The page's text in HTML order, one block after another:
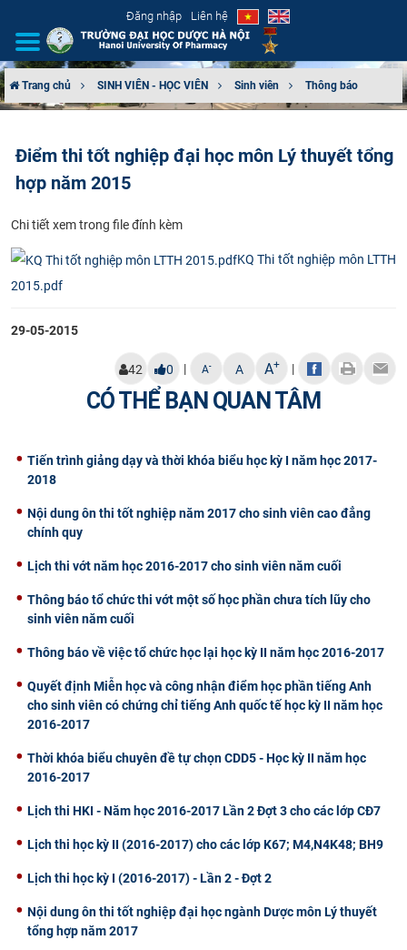
Đăng nhập Liên hệ
CƠ CẤU TỔ CHỨC
ĐÀO TẠO
ĐẢM BẢO CHẤT LƯỢNG
Trang chủ SINH VIÊN - HỌC VIÊN Sinh viên Thông báo
Điểm thi tốt nghiệp đại học môn Lý thuyết tổng
hợp năm 2015
Chi tiết xem trong file đính kèm
KQ Thi tốt nghiệp môn LTTH
2015.pdf
29-05-2015
42 0 | A- A A+ |
CÓ THỂ BẠN QUAN TÂM
Tiến trình giảng dạy và thời khóa biểu học kỳ I năm học 2017-
2018
Nội dung ôn thi tốt nghiệp năm 2017 cho sinh viên cao đẳng
chính quy
Lịch thi vớt năm học 2016-2017 cho sinh viên năm cuối
Thông báo tổ chức thi vớt một số học phần chưa tích lũy cho
sinh viên năm cuối
Thông báo về việc tổ chức học lại học kỳ II năm học 2016-2017
Quyết định Miễn học và công nhận điểm học phần tiếng Anh
cho sinh viên có chứng chỉ tiếng Anh quốc tế học kỳ II năm học
2016-2017
Thời khóa biểu chuyên đề tự chọn CDD5 - Học kỳ II năm học
2016-2017
Lịch thi HKI - Năm học 2016-2017 Lần 2 Đợt 3 cho các lớp CĐ7
Lịch thi học kỳ II (2016-2017) cho các lớp K67; M4,N4K48; BH9
Lịch thi học kỳ I (2016-2017) - Lần 2 - Đợt 2
Nội dung ôn thi tốt nghiệp đại học ngành Dược môn Lý thuyết
tổng hợp năm 2017